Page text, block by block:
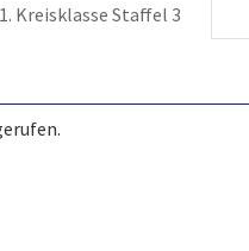
1. Kreisklasse Staffel 3